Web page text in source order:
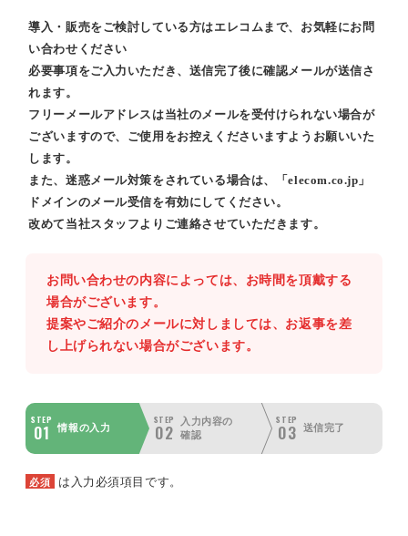
導入・販売をご検討している方はエレコムまで、お気軽にお問
い合わせください
必要事項をご入力いただき、送信完了後に確認メールが送信さ
れます。
フリーメールアドレスは当社のメールを受付けられない場合が
ございますので、ご使用をお控えくださいますようお願いいた
します。
また、迷惑メール対策をされている場合は、「elecom.co.jp」
ドメインのメール受信を有効にしてください。
改めて当社スタッフよりご連絡させていただきます。
お問い合わせの内容によっては、お時間を頂戴する
場合がございます。
提案やご紹介のメールに対しましては、お返事を差
し上げられない場合がございます。
STEP
01 情報の入力
STEP
02
入力内容の
確認
STEP
03 送信完了
必須 は入力必須項目です。